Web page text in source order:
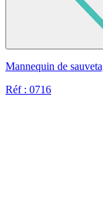
Mannequin de
Réf : 0716